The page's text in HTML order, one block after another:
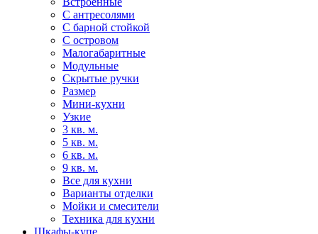
С антресолями
С барной стойкой
С островом
Малогабаритные
Модульные
Скрытые ручки
Размер
Мини-кухни
Узкие
3 кв. м.
5 кв. м.
6 кв. м.
9 кв. м.
Все для кухни
Варианты отделки
Мойки и смесители
Техника для кухни
Шкафы-купе